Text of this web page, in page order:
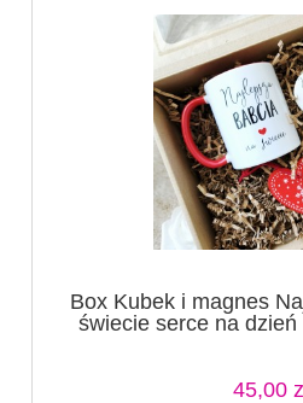
Box Kubek i magnes
świecie serce na
45,00